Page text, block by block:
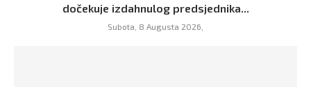
dočekuje izdahnulog predsjednika...
Subota, 8 Augusta 2026,